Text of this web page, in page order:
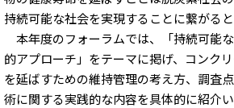
持続可能な社会を実現することに繋がると
本年度のフォーラムでは、「持続可能
的アプローチ」をテーマに掲げ、コンク
を延ばすための維持管理の考え方、調査
術に関する実践的な内容を具体的に紹介